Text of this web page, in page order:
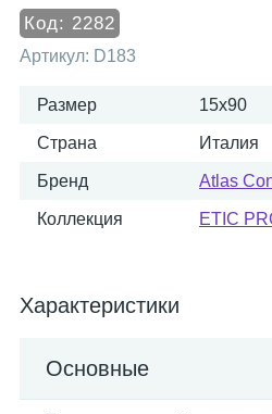
Код: 2282
Артикул: D183
Размер 15x90
Страна Италия
Бренд Atlas
Коллекция ETIC
Характеристики
Основные